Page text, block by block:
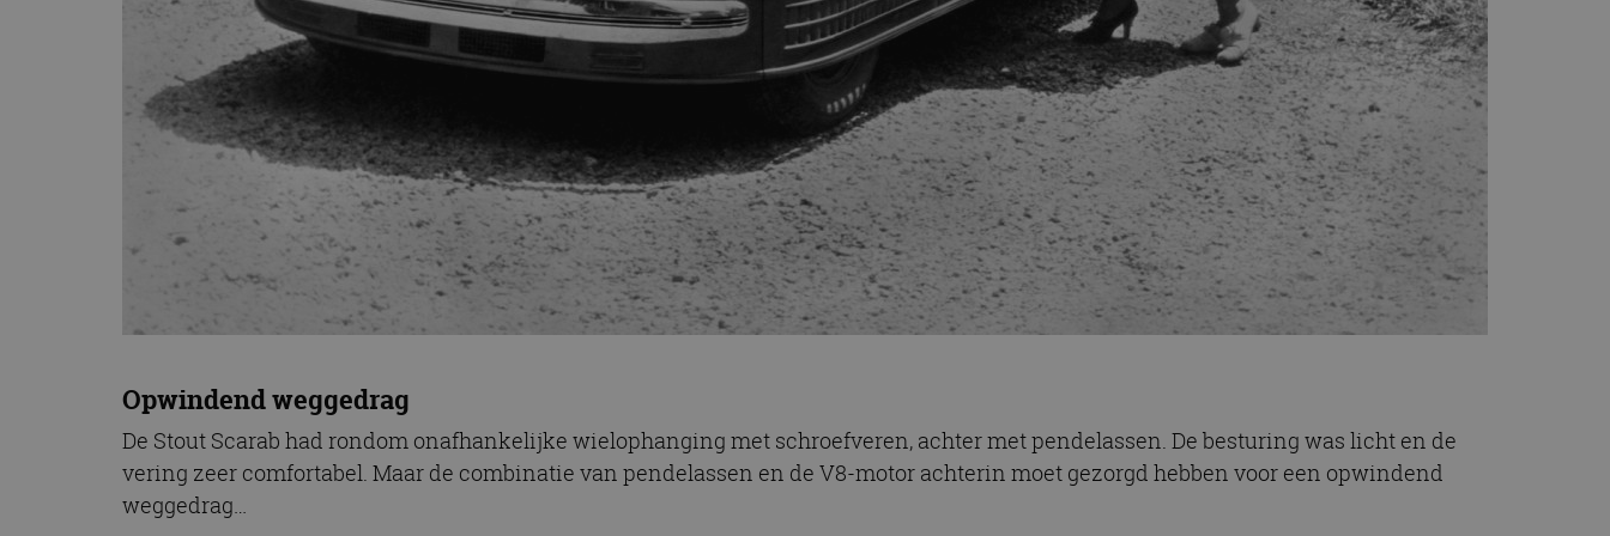
Opwindend weggedrag
De Stout Scarab had rondom onafhankelijke wielophanging met schroefveren, achter met pendelassen. De besturing was licht en de
vering zeer comfortabel. Maar de combinatie van pendelassen en de V8-motor achterin moet gezorgd hebben voor een opwindend
weggedrag…